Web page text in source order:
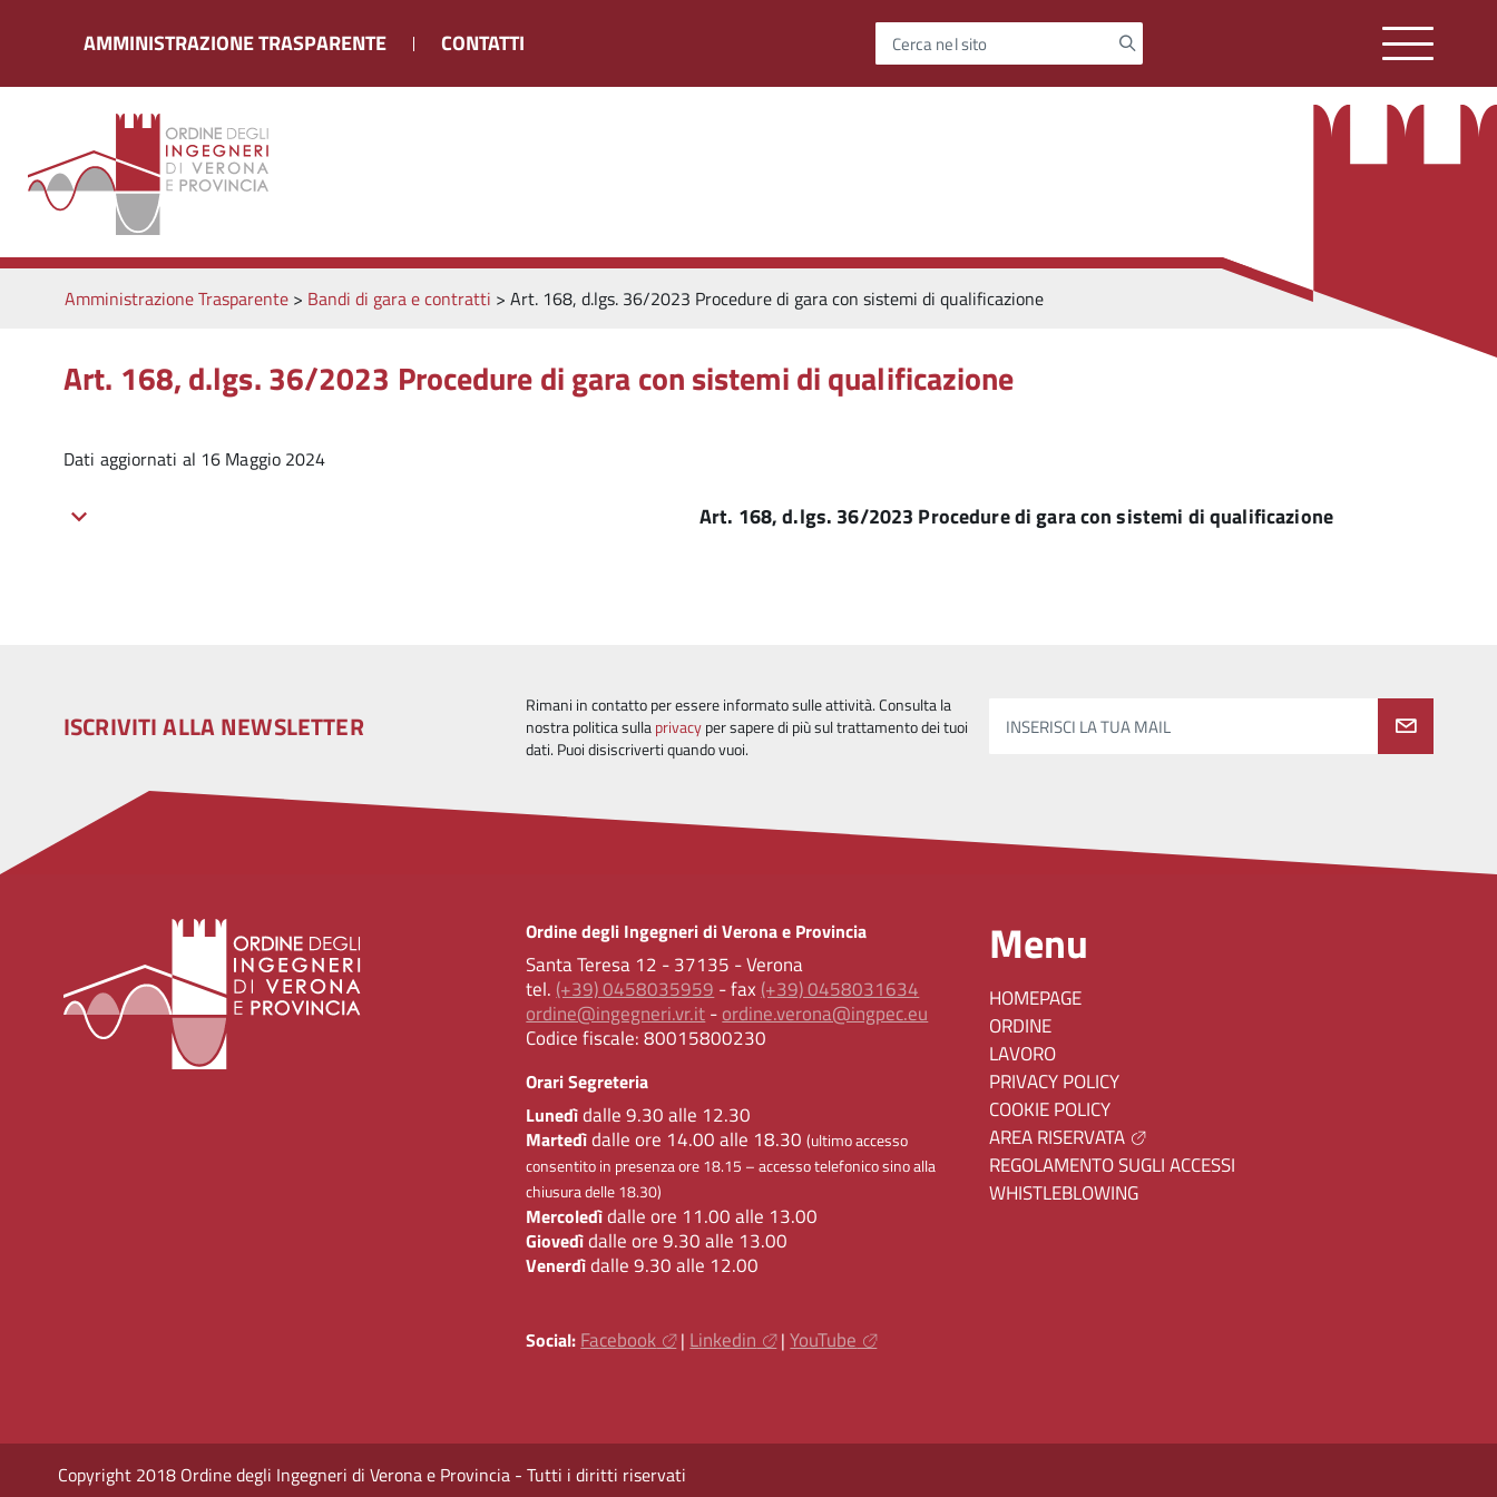
AMMINISTRAZIONE TRASPARENTE CONTATTI Cerca nel sito
Amministrazione Trasparente> Bandi di gara e contratti > Art. 168, d.lgs. 36/2023 Procedure di gara con sistemi di qualificazione
Art. 168, d.lgs. 36/2023 Procedure di gara con sistemi di qualificazione
Dati aggiornati al 16 Maggio 2024
Art. 168, d.lgs. 36/2023 Procedure di gara con sistemi di qualificazione
ISCRIVITI ALLA NEWSLETTER
Rimani in contatto per essere informato sulle attività. Consulta la
nostra politica sullaprivacyper sapere di più sul trattamento dei tuoi
dati. Puoi disiscriverti quando vuoi.
INSERISCI LA TUA MAIL
Ordine degli Ingegneri di Verona e Provincia
Santa Teresa 12 - 37135 - Verona
tel. (+39) 0458035959 - fax (+39) 0458031634
ordine@ingegneri.vr.it-ordine.verona@ingpec.eu
Codice fiscale:80015800230
Orari Segreteria
Lunedìdalle 9.30 alle 12.30
Martedìdalle ore 14.00 alle 18.30(ultimo accesso
consentito in presenza ore 18.15 – accesso telefonico sino alla
chiusura delle 18.30)
Mercoledìdalle ore 11.00 alle 13.00
Giovedìdalle ore 9.30 alle 13.00
Venerdìdalle 9.30 alle 12.00
Social: Facebook | Linkedin |YouTube
Menu
HOMEPAGE
ORDINE
LAVORO
PRIVACY POLICY
COOKIE POLICY
AREA RISERVATA
REGOLAMENTO SUGLI ACCESSI
WHISTLEBLOWING
Copyright 2018 Ordine degli Ingegneri di Verona e Provincia - Tutti i diritti riservati